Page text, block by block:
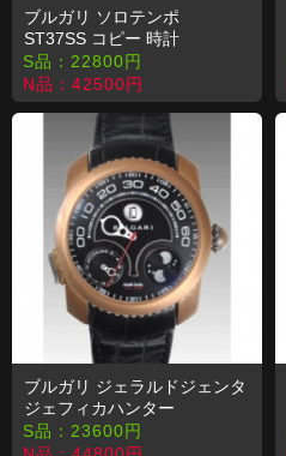
ブルガリ ソロテンポ
ST37SS コピー 時計
S品： 22800円
N品： 42500円
ブルガリ ジェラルドジェンタ
ジェフィカハンター
BGF47BBLDBR/ GMTMP コ
ピー 時計
S品： 23600円